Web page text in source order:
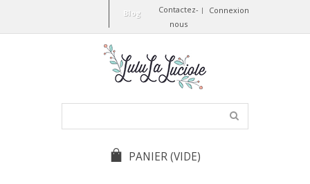
Connexion
Contactez-
nous
Blog
PANIER(VIDE)